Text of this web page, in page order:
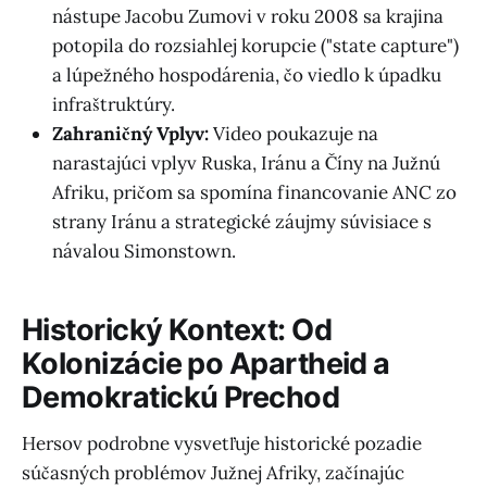
nástupe Jacobu Zumovi v roku 2008 sa krajina
potopila do rozsiahlej korupcie ("state capture")
a lúpežného hospodárenia, čo viedlo k úpadku
infraštruktúry.
Zahraničný Vplyv:Video poukazuje na
narastajúci vplyv Ruska, Iránu a Číny na Južnú
Afriku, pričom sa spomína financovanie ANC zo
strany Iránu a strategické záujmy súvisiace s
návalou Simonstown.
Historický Kontext: Od
Kolonizácie po Apartheid a
Demokratickú Prechod
Hersov podrobne vysvetľuje historické pozadie
súčasných problémov Južnej Afriky, začínajúc